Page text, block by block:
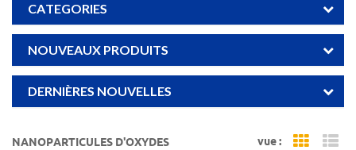
CATEGORIES
NOUVEAUX PRODUITS
DERNIÈRES NOUVELLES
NANOPARTICULES D'OXYDES vue : Grid